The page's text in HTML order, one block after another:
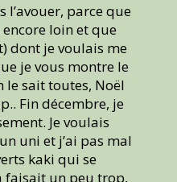
l’avouer, parce que
loin et que
dont je voulais me
je vous montre le
le sait toutes, Noël
Fin décembre, je
Je voulais
uni et j’ai pas mal
kaki qui se
faisait un peu trop,